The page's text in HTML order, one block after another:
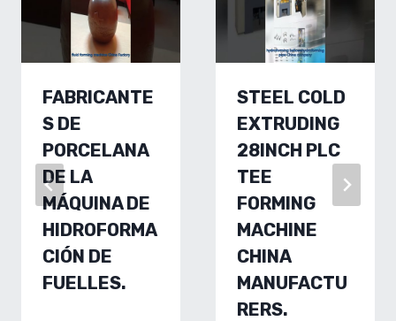
FABRICANTE
S DE
PORCELANA
DE LA
MÁQUINA DE
HIDROFORMA
CIÓN DE
FUELLES.
STEEL COLD
EXTRUDING
28INCH PLC
TEE
FORMING
MACHINE
CHINA
MANUFACTU
RERS.